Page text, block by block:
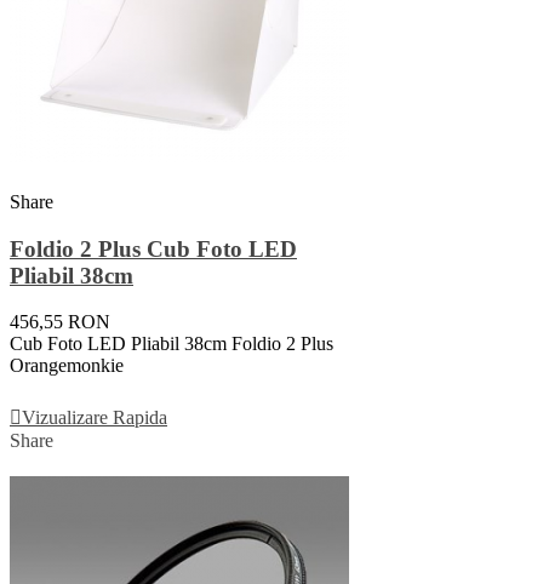
Share
Foldio 2 Plus Cub Foto LED
Pliabil 38cm
456,55 RON
Cub Foto LED Pliabil 38cm Foldio 2 Plus
Orangemonkie
Vizualizare Rapida
Share